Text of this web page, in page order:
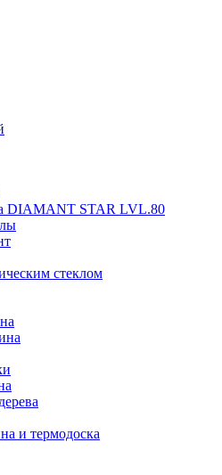
DIAMANT STAR LVL.80
стеклом
и термодоска